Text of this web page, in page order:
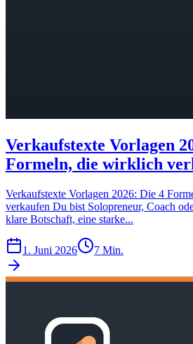
Verkaufstexte Vorlagen
Formeln, die wirklich
Verkaufstexte Vorlagen 2026: Die 4
verkaufen Du bist Solopreneur, Coach
klare Botschaft, eine starke...
1. Juni 2026 7 Min.